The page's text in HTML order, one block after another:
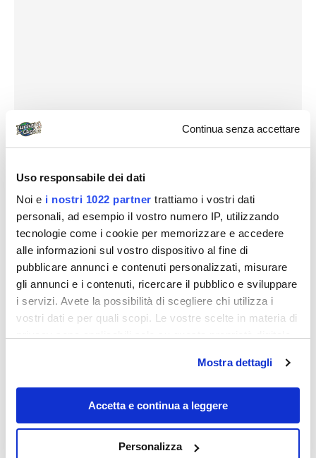
Continua senza accettare
Uso responsabile dei dati
Noi e i nostri 1022 partner trattiamo i vostri dati
personali, ad esempio il vostro numero IP, utilizzando
tecnologie come i cookie per memorizzare e accedere
alle informazioni sul vostro dispositivo al fine di
pubblicare annunci e contenuti personalizzati, misurare
gli annunci e i contenuti, ricercare il pubblico e sviluppare
i servizi. Avete la possibilità di scegliere chi utilizza i
vostri dati e per quali scopi. Le vostre scelte in materia di
modificare o revocare il proprio consenso in qualsiasi
momento dalla Dichiarazione sui cookie o facendo clic
sull'icona di attivazione della privacy.
Mostra dettagli
Accetta e continua a leggere
Personalizza
Destinazioni